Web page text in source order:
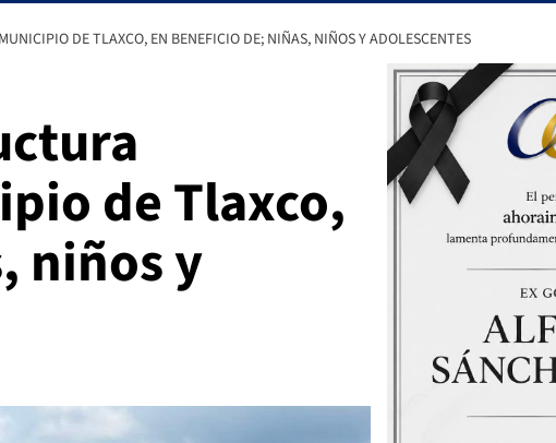
DE TLAXCO, EN BENEFICIO DE; NIÑAS, NIÑOS Y ADOLESCENTES
de Tlaxco,
niños y